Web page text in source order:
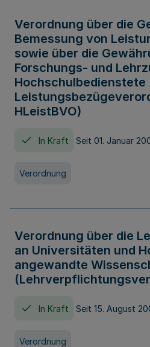
Verordnung über die
Bemessung von
sowie über die
Forschungs- und
Hochschulbedienstete
HLeistBVO)
In Kraft Seit 01. Januar
Verordnung
Verordnung über die
an Universitäten und
angewandte
In Kraft Seit 15. August
Verordnung